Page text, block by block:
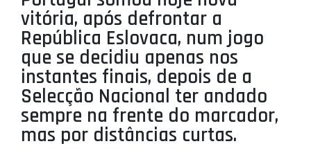
AGENDA
SELEÇÕES
MINIBASQUETE
ÁREA TÉCNICA
PROJETOS
LIGA BETCLIC MASCULINA
vitória, após defrontar a
República Eslovaca, num jogo
que se decidiu apenas nos
instantes finais, depois de a
Selecção Nacional ter andado
sempre na frente do marcador,
mas por distâncias curtas.